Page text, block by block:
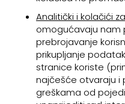
Analitički i kolačići
omogućavaju nam
prebrojavanje
prikupljanje
stranice koriste
najčešće otvaraju i
greškama od